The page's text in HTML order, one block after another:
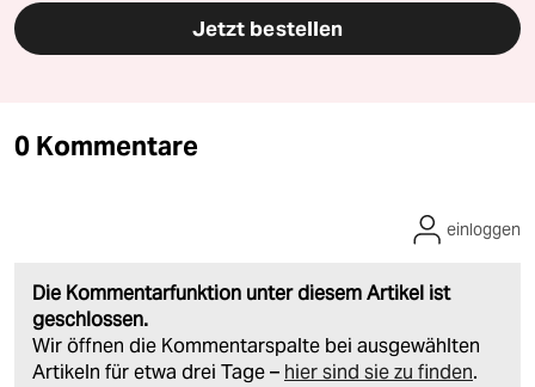
Jetzt bestellen
0 Kommentare
Die Kommentarfunktion unter diesem Artikel ist
geschlossen.
Wir öffnen die Kommentarspalte bei ausgewählten
Artikeln für etwa drei Tage – hier sind sie zu finden.
einloggen